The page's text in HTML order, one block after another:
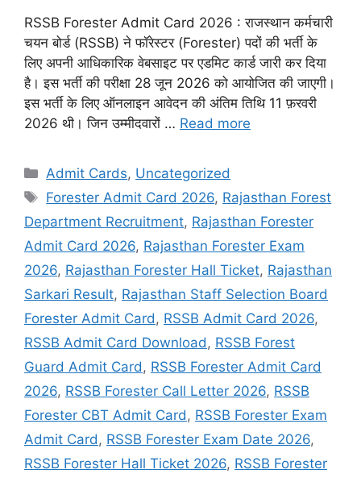
RSSB Forester Admit Card 2026 : राजस्थान कर्मचारी
चयन बोर्ड (RSSB) ने फॉरेस्टर (Forester) पदों की भर्ती के
लिए अपनी आधिकारिक वेबसाइट पर एडमिट कार्ड जारी कर दिया
है। इस भर्ती की परीक्षा 28 जून 2026 को आयोजित की जाएगी।
इस भर्ती के लिए ऑनलाइन आवेदन की अंतिम तिथि 11 फ़रवरी
2026 थी। जिन उम्मीदवारों … Read more
Admit Cards, Uncategorized
Forester Admit Card 2026, Rajasthan Forest
Department Recruitment, Rajasthan Forester
Admit Card 2026, Rajasthan Forester Exam
2026, Rajasthan Forester Hall Ticket, Rajasthan
Sarkari Result, Rajasthan Staff Selection Board
Forester Admit Card, RSSB Admit Card 2026,
RSSB Admit Card Download, RSSB Forest
Guard Admit Card, RSSB Forester Admit Card
2026, RSSB Forester Call Letter 2026, RSSB
Forester CBT Admit Card, RSSB Forester Exam
Admit Card, RSSB Forester Exam Date 2026,
RSSB Forester Hall Ticket 2026, RSSB Forester